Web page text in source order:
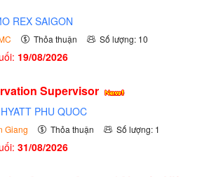
REX SAIGON
Thỏa thuận Số lượng: 10
19/08/2026
Supervisor
PHU QUOC
Giang Thỏa thuận Số lượng: 1
31/08/2026